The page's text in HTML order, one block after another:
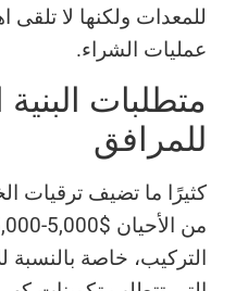
للمعدات ولكنها لا تلقى
عمليات الشراء.
متطلبات البنية
للمرافق
كثيرًا ما تضيف ترقيات
التركيب، خاصة بالنسبة